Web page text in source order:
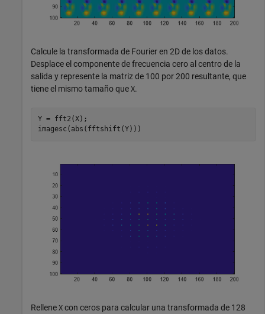
Calcule la transformada de Fourier en 2D de los datos.
Desplace el componente de frecuencia cero al centro de la
salida y represente la matriz de 100 por 200 resultante, que
tiene el mismo tamaño que X.
Y = fft2(X);
imagesc(abs(fftshift(Y)))
Rellene X con ceros para calcular una transformada de 128